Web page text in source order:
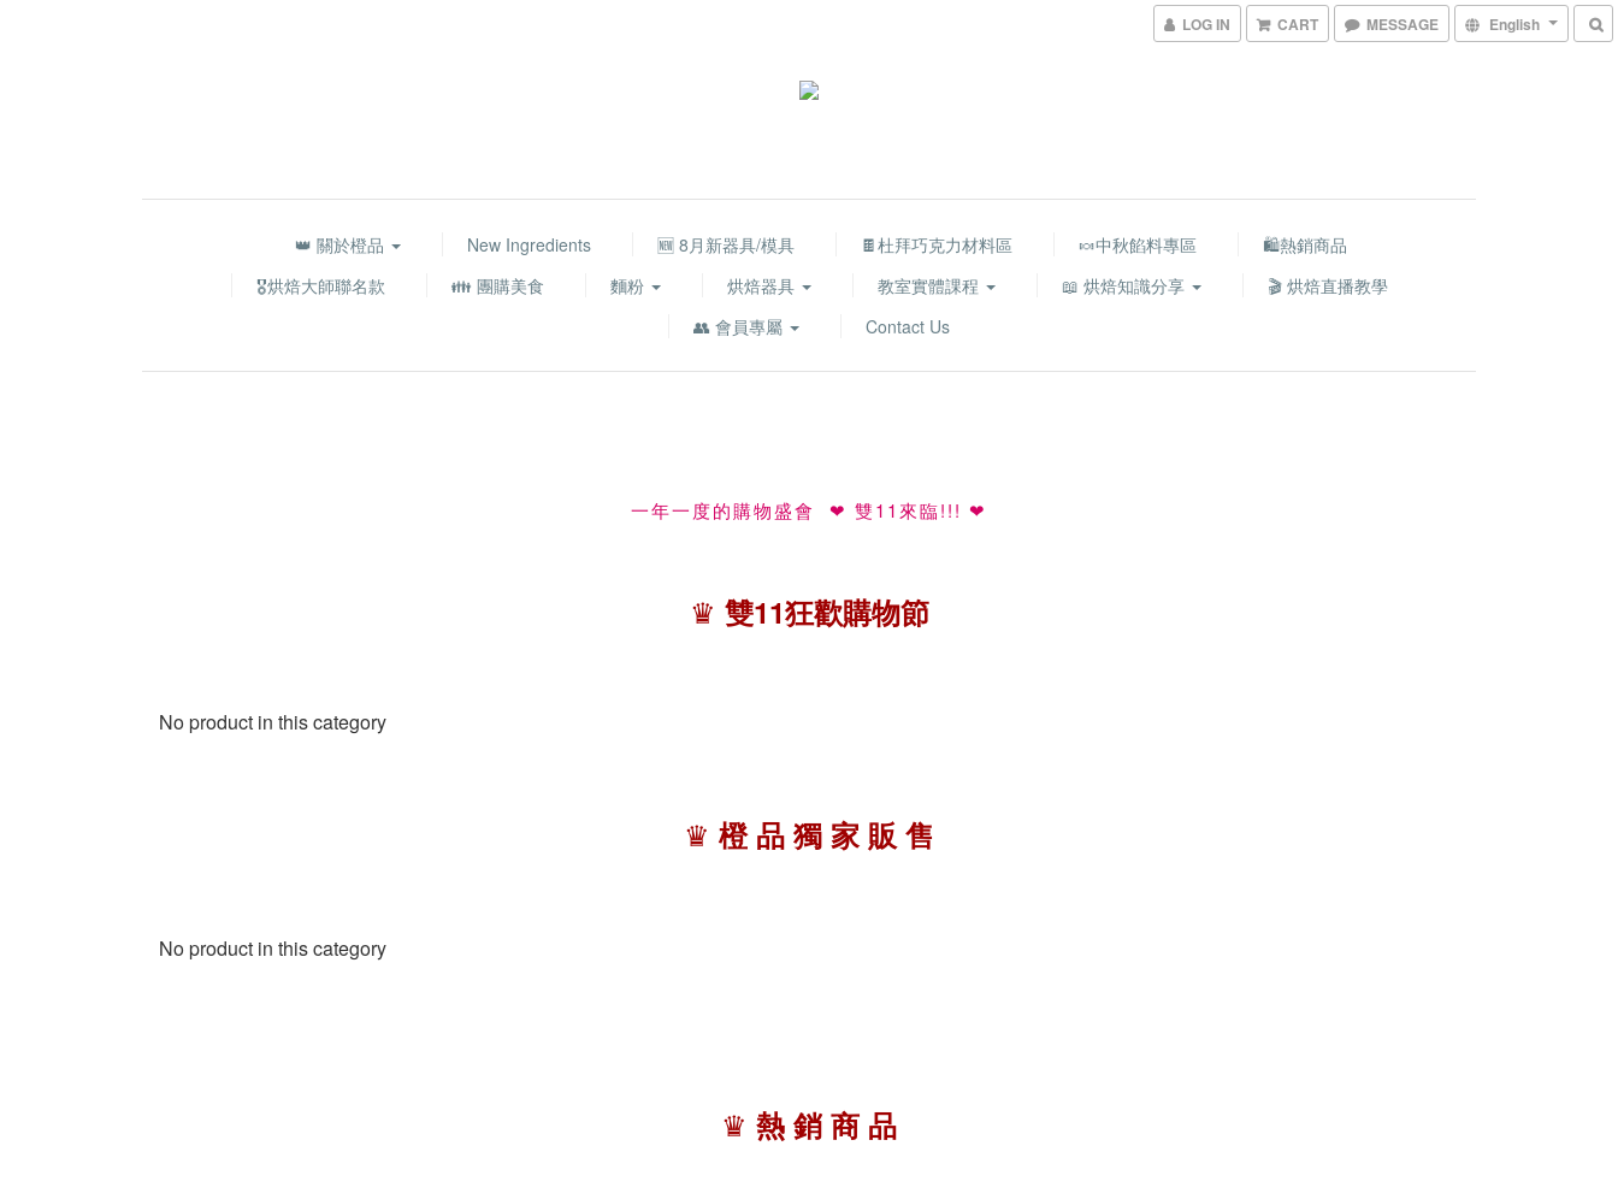
LOG IN CART MESSAGE English
👑 關於橙品 New Ingredients 🆕 8月新器具/模具 🍫杜拜巧克力材料區 🍬中秋餡料專區
🛍熱銷商品
🎖️烘焙大師聯名款
👪 團購美食 麵粉 烘焙器具 教室實體課程 📖 烘焙知識分享
🎬 烘焙直播教學
👥 會員專屬
Contact Us
一年一度的購物盛會 ❤ 雙11來臨!!! ❤
♛ 雙11狂歡購物節
No product in this category
♛ 橙 品 獨 家 販 售
No product in this category
♛ 熱 銷 商 品